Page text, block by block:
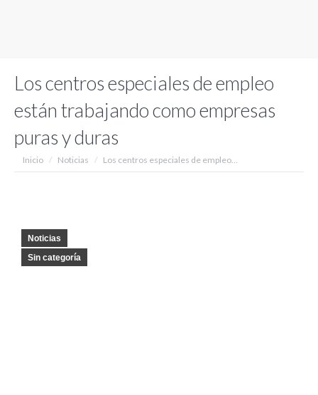
Los centros especiales de empleo
están trabajando como empresas
puras y duras
Estás aquí:
Inicio Noticias Los centros especiales de empleo…
Noticias
Sin categoría